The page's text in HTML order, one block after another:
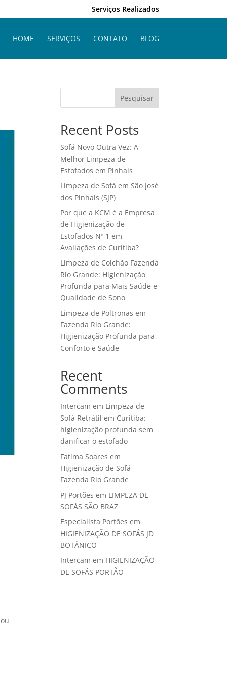
Serviços Realizados
HOME SERVIÇOS CONTATO BLOG
Pesquisar
Recent Posts
Sofá Novo Outra Vez: A
Melhor Limpeza de
Estofados em Pinhais
Limpeza de Sofá em São José
dos Pinhais (SJP)
Por que a KCM é a Empresa
de Higienização de
Estofados Nº 1 em
Avaliações de Curitiba?
Limpeza de Colchão Fazenda
Rio Grande: Higienização
Profunda para Mais Saúde e
Qualidade de Sono
Limpeza de Poltronas em
Fazenda Rio Grande:
Higienização Profunda para
Conforto e Saúde
Recent
Comments
Intercam em Limpeza de
Sofá Retrátil em Curitiba:
higienização profunda sem
danificar o estofado
Fatima Soares em
Higienização de Sofá
Fazenda Rio Grande
PJ Portões em LIMPEZA DE
SOFÁS SÃO BRAZ
Especialista Portões em
HIGIENIZAÇÃO DE SOFÁS JD
BOTÂNICO
Intercam em HIGIENIZAÇÃO
DE SOFÁS PORTÃO